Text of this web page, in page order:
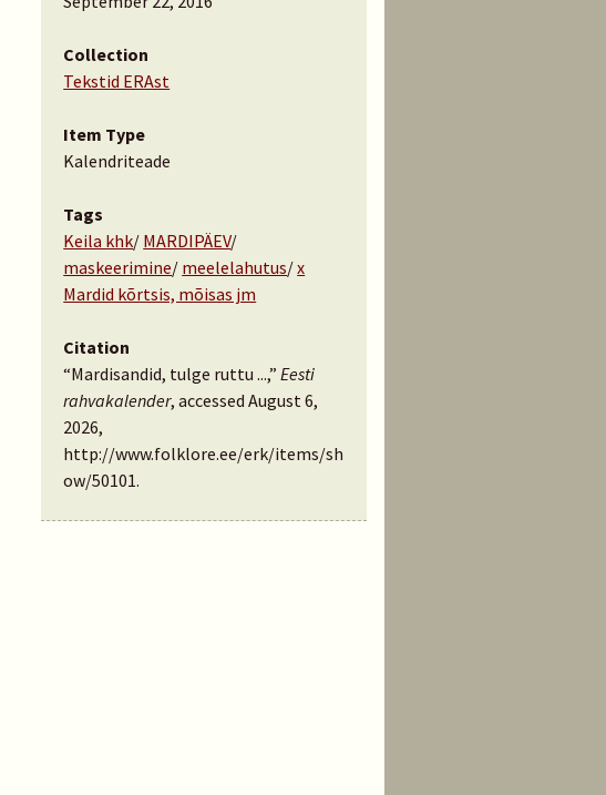
Collection
Tekstid ERAst
Item Type
Kalendriteade
Tags
Keila khk/ MARDIPÄEV/
maskeerimine/ meelelahutus/x
Mardid kõrtsis, mõisas jm
Citation
“Mardisandid, tulge ruttu ...,”Eesti
rahvakalender, accessed August 6,
2026,
http://www.folklore.ee/erk/items/sh
ow/50101.